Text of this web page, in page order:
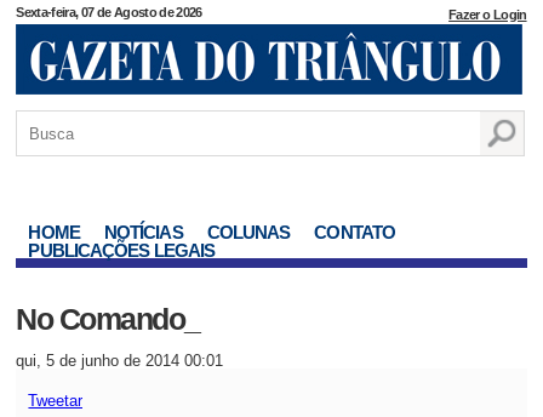
Sexta-feira, 07 de Agosto de 2026 Fazer o Login
HOME NOTÍCIAS COLUNAS
CONTATO
PUBLICAÇÕES LEGAIS
No Comando_
qui, 5 de junho de 2014 00:01
Tweetar